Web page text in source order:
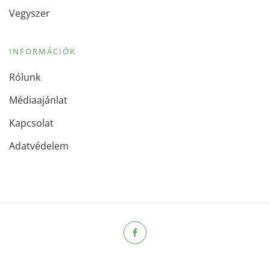
Vegyszer
INFORMÁCIÓK
Rólunk
Médiaajánlat
Kapcsolat
Adatvédelem